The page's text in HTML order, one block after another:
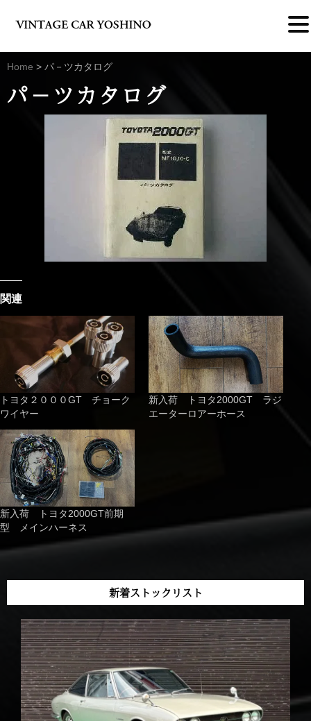
Home > パ－ツカタログ
パ－ツカタログ
関連
トヨタ２０００GT チョーク
ワイヤー
新入荷 トヨタ2000GT ラジ
エーターロアーホース
新入荷 トヨタ2000GT前期
型 メインハーネス
新着ストックリスト